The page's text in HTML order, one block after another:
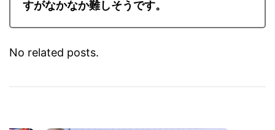
すがなかなか難しそうです。
No related posts.